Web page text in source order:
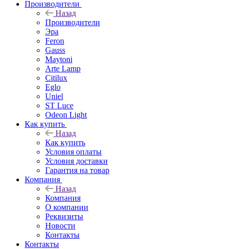
Производители
Назад
Производители
Эра
Feron
Gauss
Maytoni
Arte Lamp
Citilux
Eglo
Uniel
ST Luce
Odeon Light
Как купить
Назад
Как купить
Условия оплаты
Условия доставки
Гарантия на товар
Компания
Назад
Компания
О компании
Реквизиты
Новости
Контакты
Контакты